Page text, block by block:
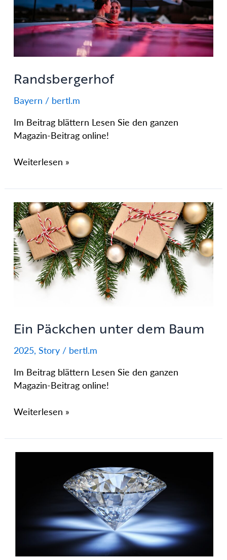
Randsbergerhof
Bayern / bertl.m
Im Beitrag blättern Lesen Sie den ganzen
Magazin-Beitrag online!
Weiterlesen »
Ein Päckchen unter dem Baum
2025, Story/ bertl.m
Im Beitrag blättern Lesen Sie den ganzen
Magazin-Beitrag online!
Ein
Päckchen
unter
dem
Baum
Weiterlesen »